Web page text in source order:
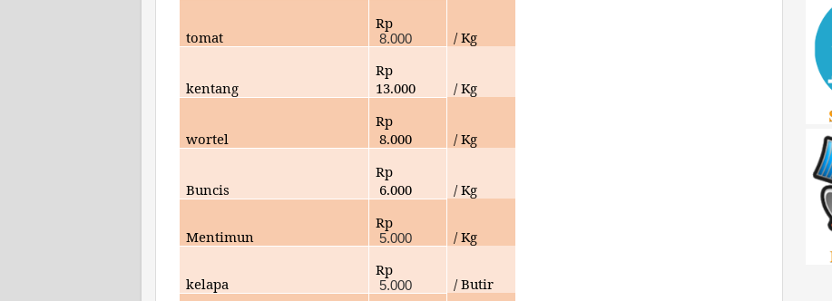
tomat
Rp
8.000 / Kg
kentang
Rp
13.000
/ Kg
wortel
Rp
8.000
/ Kg
Buncis
Rp
6.000
/ Kg
Mentimun
Rp
5.000 / Kg
kelapa
Rp
5.000 / Butir